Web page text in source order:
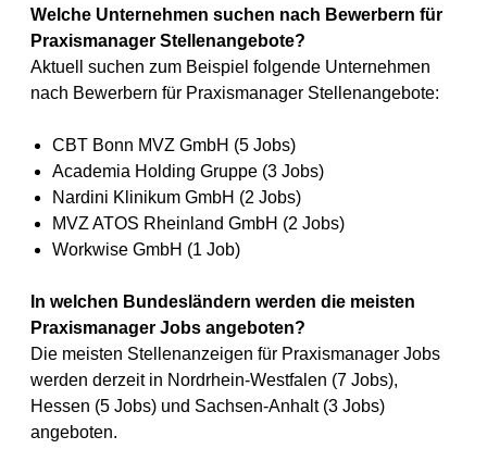
Welche Unternehmen suchen nach Bewerbern für
Praxismanager Stellenangebote?
Aktuell suchen zum Beispiel folgende Unternehmen
nach Bewerbern für Praxismanager Stellenangebote:
CBT Bonn MVZ GmbH (5 Jobs)
Academia Holding Gruppe (3 Jobs)
Nardini Klinikum GmbH (2 Jobs)
MVZ ATOS Rheinland GmbH (2 Jobs)
Workwise GmbH (1 Job)
In welchen Bundesländern werden die meisten
Praxismanager Jobs angeboten?
Die meisten Stellenanzeigen für Praxismanager Jobs
werden derzeit in Nordrhein-Westfalen (7 Jobs),
Hessen (5 Jobs) und Sachsen-Anhalt (3 Jobs)
angeboten.